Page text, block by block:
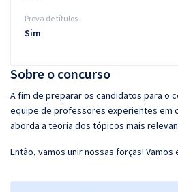
Sobre o concurso
A fim de preparar os candidatos para o
equipe de professores experientes em
aborda a teoria dos tópicos mais
Então, vamos unir nossas forças! Vamos
Prova de títulos
Sim